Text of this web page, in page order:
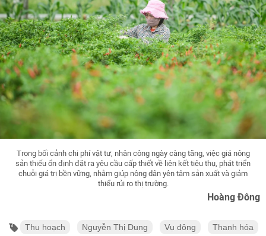
Trong bối cảnh chi phí vật tư, nhân công ngày càng tăng, việc giá nông
sản thiếu ổn định đặt ra yêu cầu cấp thiết về liên kết tiêu thụ, phát triển
chuỗi giá trị bền vững, nhằm giúp nông dân yên tâm sản xuất và giảm
thiểu rủi ro thị trường.
Hoàng Đông
Thu hoạch Nguyễn Thị Dung Vụ đông Thanh hóa